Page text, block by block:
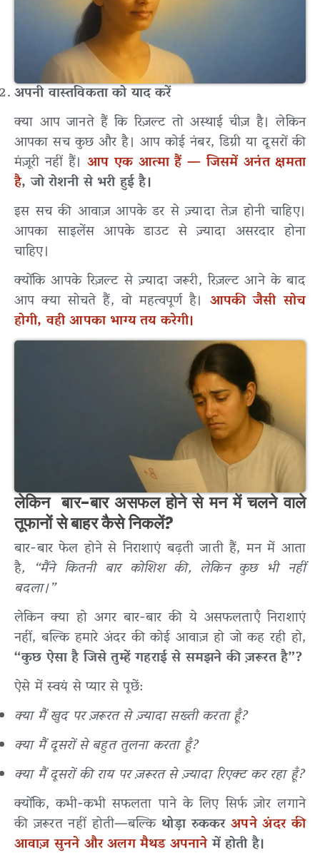
अपनी वास्तविकता को याद करें
क्या आप जानते हैं कि रिज़ल्ट तो अस्थाई चीज़ है। लेकिन
आपका सच कुछ और है। आप कोई नंबर, डिग्री या दूसरों की
मंज़ूरी नहीं हैं।आप एक आत्मा हैं — जिसमें अनंत क्षमता
है, जो रोशनी से भरी हुई है।
इस सच की आवाज़ आपके डर से ज़्यादा तेज़ होनी चाहिए।
आपका साइलेंस आपके डाउट से ज़्यादा असरदार होना
चाहिए।
क्योंकि आपके रिज़ल्ट से ज़्यादा जरूरी, रिज़ल्ट आने के बाद
आप क्या सोचते हैं, वो महत्वपूर्ण है। आपकी जैसी सोच
होगी, वही आपका भाग्य तय करेगी।
लेकिन बार-बार असफल होने से मन में चलने वाले
तूफानों से बाहर कैसे निकलें?
बार-बार फेल होने से निराशाएं बढ़ती जाती हैं, मन में आता
है, “मैंने कितनी बार कोशिश की, लेकिन कुछ भी नहीं
बदला।”
लेकिन क्या हो अगर बार-बार की ये असफलताएँ निराशाएं
नहीं, बल्कि हमारे अंदर की कोई आवाज़ हो जो कह रही हो,
“कुछ ऐसा है जिसे तुम्हें गहराई से समझने की ज़रूरत है”?
ऐसे में स्वयं से प्यार से पूछें:
क्या मैं खुद पर ज़रूरत से ज़्यादा सख्ती करता हूँ?
क्या मैं दूसरों से बहुत तुलना करता हूँ?
क्या मैं दूसरों की राय पर ज़रूरत से ज़्यादा रिएक्ट कर रहा हूँ?
क्योंकि, कभी-कभी सफलता पाने के लिए सिर्फ ज़ोर लगाने
की ज़रूरत नहीं होती—बल्कि थोड़ा रुककरअपने अंदर की
आवाज़ सुनने और अलग मैथड अपनानेमें होती है।